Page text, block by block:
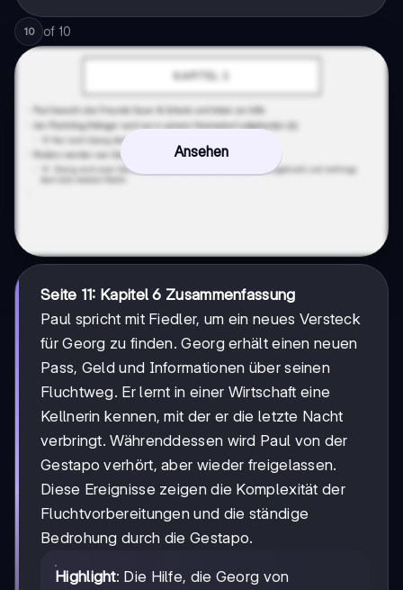
10 of 10
Ansehen
Seite 11: Kapitel 6 Zusammenfassung
Paul spricht mit Fiedler, um ein neues Versteck
für Georg zu finden. Georg erhält einen neuen
Pass, Geld und Informationen über seinen
Fluchtweg. Er lernt in einer Wirtschaft eine
Kellnerin kennen, mit der er die letzte Nacht
verbringt. Währenddessen wird Paul von der
Gestapo verhört, aber wieder freigelassen.
Diese Ereignisse zeigen die Komplexität der
Fluchtvorbereitungen und die ständige
Bedrohung durch die Gestapo.
Highlight: Die Hilfe, die Georg von